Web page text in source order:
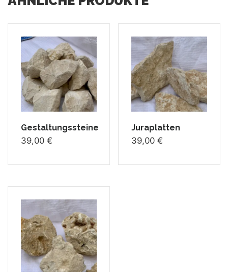
Gestaltungssteine
39,00 €
Juraplatten
39,00€